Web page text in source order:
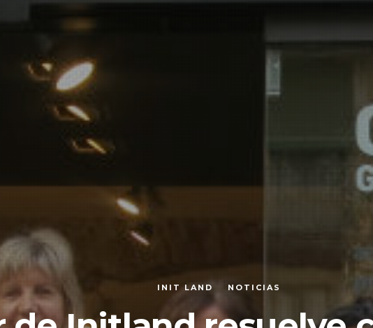
INIT LAND NOTICIAS